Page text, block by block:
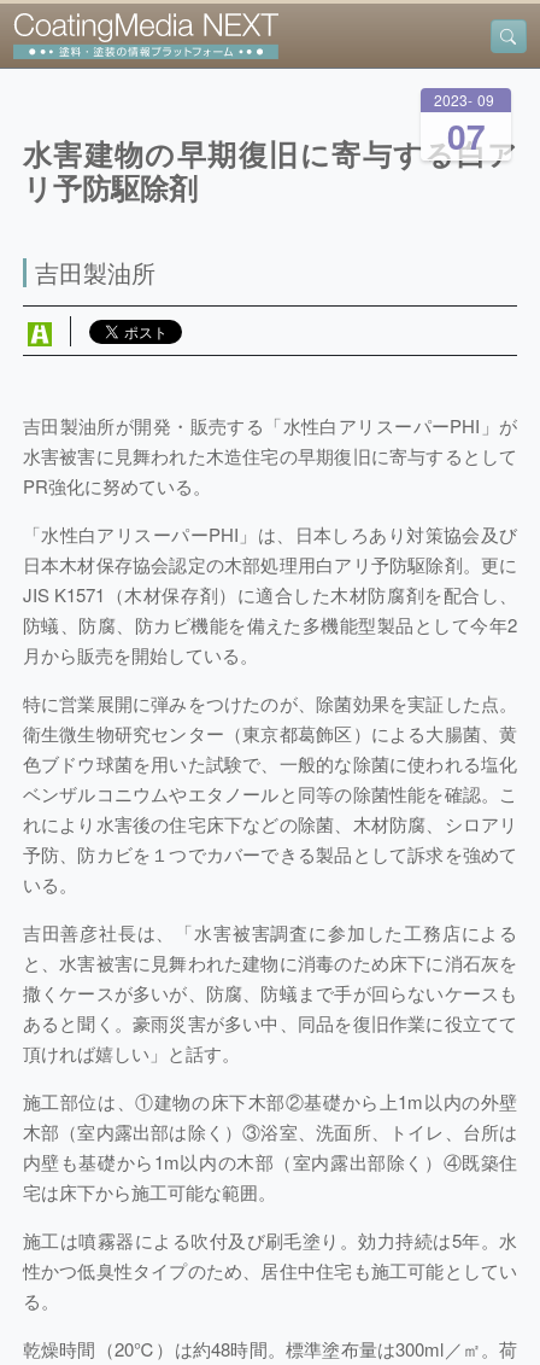
2023 - 09
07
水害建物の早期復旧に寄与する白ア
リ予防駆除剤
吉田製油所
吉田製油所が開発・販売する「水性白アリスーパーPHI」が
水害被害に見舞われた木造住宅の早期復旧に寄与するとして
PR強化に努めている。
「水性白アリスーパーPHI」は、日本しろあり対策協会及び
日本木材保存協会認定の木部処理用白アリ予防駆除剤。更に
JIS K1571（木材保存剤）に適合した木材防腐剤を配合し、
防蟻、防腐、防カビ機能を備えた多機能型製品として今年2
月から販売を開始している。
特に営業展開に弾みをつけたのが、除菌効果を実証した点。
衛生微生物研究センター（東京都葛飾区）による大腸菌、黄
色ブドウ球菌を用いた試験で、一般的な除菌に使われる塩化
ベンザルコニウムやエタノールと同等の除菌性能を確認。こ
れにより水害後の住宅床下などの除菌、木材防腐、シロアリ
予防、防カビを１つでカバーできる製品として訴求を強めて
いる。
吉田善彦社長は、「水害被害調査に参加した工務店による
と、水害被害に見舞われた建物に消毒のため床下に消石灰を
撒くケースが多いが、防腐、防蟻まで手が回らないケースも
あると聞く。豪雨災害が多い中、同品を復旧作業に役立てて
頂ければ嬉しい」と話す。
施工部位は、①建物の床下木部②基礎から上1m以内の外壁
木部（室内露出部は除く）③浴室、洗面所、トイレ、台所は
内壁も基礎から1m以内の木部（室内露出部除く）④既築住
宅は床下から施工可能な範囲。
施工は噴霧器による吹付及び刷毛塗り。効力持続は5年。水
性かつ低臭性タイプのため、居住中住宅も施工可能としてい
る。
乾燥時間（20℃）は約48時間。標準塗布量は300ml／㎡。荷